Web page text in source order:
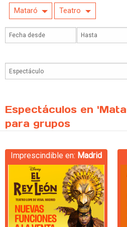
Mataró Teatro
Espectáculos en
para grupos
Imprescindible en: Madrid